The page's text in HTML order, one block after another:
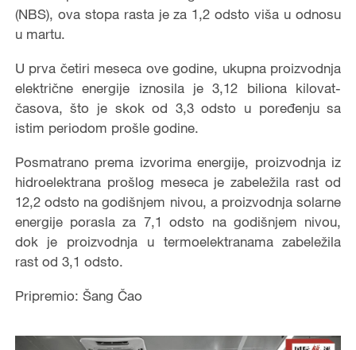
(NBS), ova stopa rasta je za 1,2 odsto viša u odnosu
u martu.
U prva četiri meseca ove godine, ukupna proizvodnja
električne energije iznosila je 3,12 biliona kilovat-
časova, što je skok od 3,3 odsto u poređenju sa
istim periodom prošle godine.
Posmatrano prema izvorima energije, proizvodnja iz
hidroelektrana prošlog meseca je zabeležila rast od
12,2 odsto na godišnjem nivou, a proizvodnja solarne
energije porasla za 7,1 odsto na godišnjem nivou,
dok je proizvodnja u termoelektranama zabeležila
rast od 3,1 odsto.
Pripremio: Šang Čao